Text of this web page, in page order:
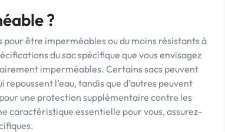
?
pour être imperméables ou du moins résistants à
du sac spécifique que vous envisagez
imperméables. Certains sacs peuvent
l’eau, tandis que d’autres peuvent
une protection supplémentaire contre les
caractéristique essentielle pour vous, assurez-